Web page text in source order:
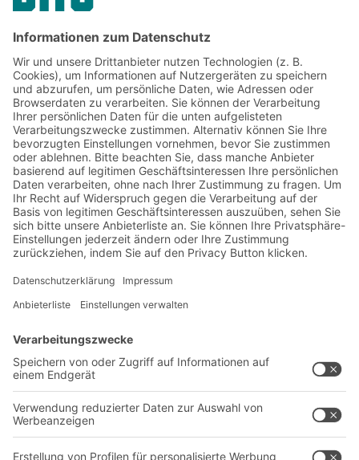
Jetzt beim BITO Newsletter
anmelden:
Lager- & Logistiknews
Exklusive Rabatte
Neuheiten
Newsletter abonnieren
Lösungen
Intralogistiklösungen
Regalsysteme
Transportsysteme
Dienstleistungen
Kontaktformular